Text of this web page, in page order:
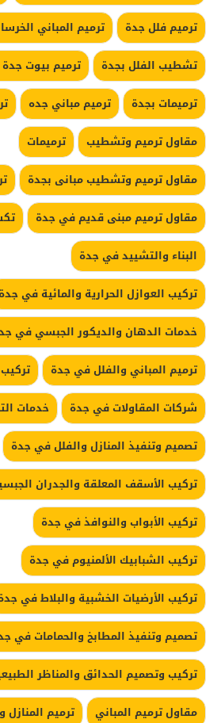
ترميم فلل جدة
ترميم المباني
تشطيب الفلل بجدة
ترميم بيوت
ترميمات بجدة
ترميم مباني جده
مقاول ترميم وتشطيب
ترميمات
مقاول ترميم وتشطيب مبانى بجدة
مقاول ترميم مبنى قديم في جدة
البناء والتشييد في جدة
تركيب العوازل الحرارية والمائية في جدة
خدمات الدهان والديكور الجبسي في
ترميم المباني والفلل في جدة
شركات المقاولات في جدة
خدمات
تصميم وتنفيذ المنازل والفلل في جدة
تركيب الأسقف المعلقة والجدران
تركيب الأبواب والنوافذ في جدة
تركيب الشبابيك الألمنيوم في جدة
تركيب الأرضيات الخشبية والبلاط في
تصميم وتنفيذ المطابخ والحمامات في
تركيب وتصميم الحدائق والمناظر
مقاول ترميم المباني
ترميم المنازل